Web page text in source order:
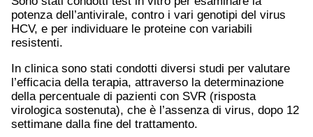
potenza dell’antivirale, contro i vari genotipi del virus
HCV, e per individuare le proteine con variabili
resistenti.
In clinica sono stati condotti diversi studi per valutare
l’efficacia della terapia, attraverso la determinazione
della percentuale di pazienti con SVR (risposta
virologica sostenuta), che è l’assenza di virus, dopo 12
settimane dalla fine del trattamento.